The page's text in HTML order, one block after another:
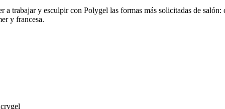
a trabajar y esculpir con Polygel las formas más solicitadas de
y francesa.